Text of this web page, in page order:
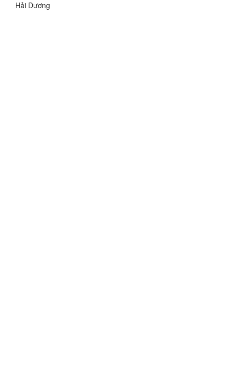
Hải Dương